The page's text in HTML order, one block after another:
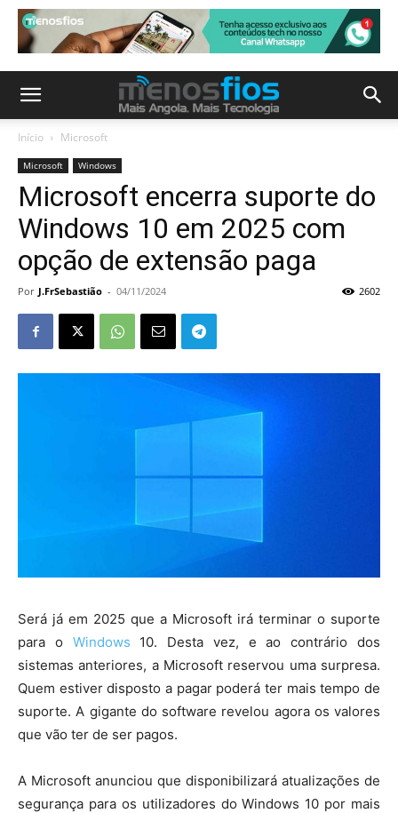
Início Microsoft
Microsoft Windows
Microsoft encerra suporte do
Windows 10 em 2025 com
opção de extensão paga
Por J.FrSebastião - 04/11/2024 2602
Será já em 2025 que a Microsoft irá terminar o suporte
para o Windows 10. Desta vez, e ao contrário dos
sistemas anteriores, a Microsoft reservou uma surpresa.
Quem estiver disposto a pagar poderá ter mais tempo de
suporte. A gigante do software revelou agora os valores
que vão ter de ser pagos.
A Microsoft anunciou que disponibilizará atualizações de
segurança para os utilizadores do Windows 10 por mais